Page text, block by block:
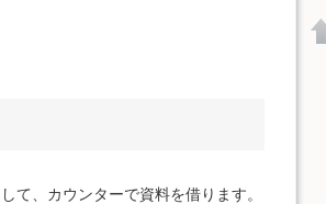
て、カウンターで資料を借ります。